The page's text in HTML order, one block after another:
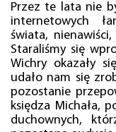
Przez te lata nie
internetowych
świata,
Staraliśmy się
Wichry okazały
udało nam się
pozostanie
księdza Michała,
duchownych,